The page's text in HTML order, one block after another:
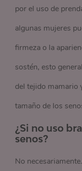
por el uso de
algunas mujeres
firmeza o la
sostén, esto
del tejido mamario
tamaño de los
¿Si no uso
senos?
No